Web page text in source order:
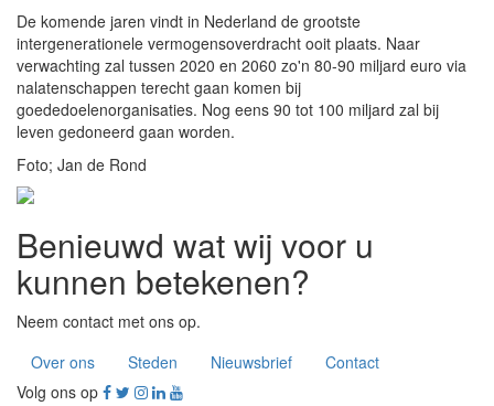
De komende jaren vindt in Nederland de grootste
intergenerationele vermogensoverdracht ooit plaats. Naar
verwachting zal tussen 2020 en 2060 zo'n 80-90 miljard euro via
nalatenschappen terecht gaan komen bij
goededoelenorganisaties. Nog eens 90 tot 100 miljard zal bij
leven gedoneerd gaan worden.
Foto; Jan de Rond
Benieuwd wat wij voor u
kunnen betekenen?
Neem contact met ons op.
Over ons
Steden Nieuwsbrief
Contact
Volg ons op